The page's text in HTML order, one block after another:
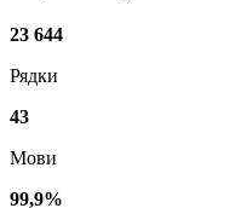
23 644
Рядки
43
Мови
99,9%